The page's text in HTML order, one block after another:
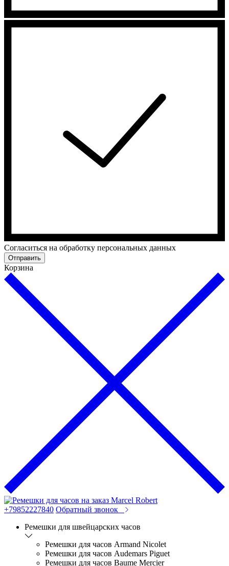
Cогласиться на обработку персональных данных
Отправить
Корзина
+79852227840 Обратный звонок
Ремешки для швейцарских часов
Ремешки для часов Armand Nicolet
Ремешки для часов Audemars Piguet
Ремешки для часов Baume Mercier